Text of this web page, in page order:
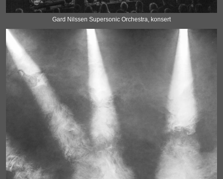
Gard Nilssen Supersonic Orchestra, konsert